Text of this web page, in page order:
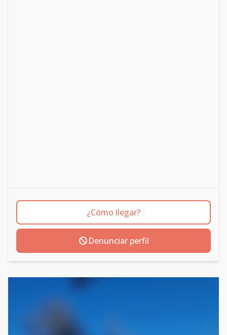
¿Cómo llegar?
Denunciar perfil